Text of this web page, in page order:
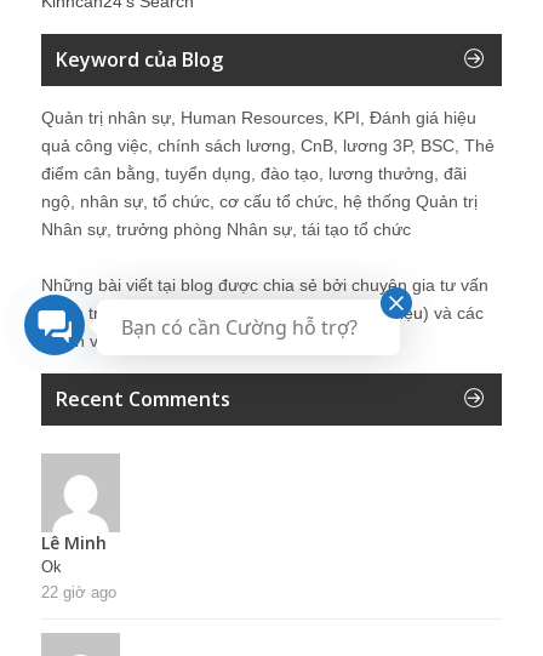
Keyword của Blog
Quản trị nhân sự, Human Resources, KPI, Đánh giá hiệu
quả công việc, chính sách lương, CnB, lương 3P, BSC, Thẻ
điểm cân bằng, tuyển dụng, đào tạo, lương thưởng, đãi
ngộ, nhân sự, tổ chức, cơ cấu tổ chức, hệ thống Quản trị
Nhân sự, trưởng phòng Nhân sự, tái tạo tổ chức
Những bài viết tại blog được chia sẻ bởi chuyên gia tư vấn
Quản trị Nhân sự Nguyễn Hùng Cường (
giới thiệu) và các
thành viên khác trong cộng đồng Nhân sự.
Recent Comments
Lê Minh
Ok
22 giờ ago
Bạn có cần Cường hỗ trợ?